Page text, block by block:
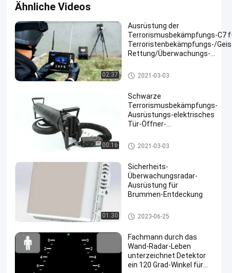
Ähnliche Videos
02:37
Ausrüstung der
Terrorismusbekämpfungs-C7
Terroristenbekämpfungs-/
Rettung/Überwachungs-
Terrorismusbekämpfungs-
2021-03-03
00:16
Schwarze
Terrorismusbekämpfungs-
Ausrüstungs-elektrisches
Tür-Öffner-
offenes System
Terrorismusbekämpfungs-Ausr
üstung
2021-03-03
01:30
Sicherheits-
Überwachungsradar-
Ausrüstung für
Brummen-Entdeckung
Terrorismusbekämpfungs-Au
srüstung
2023-06-25
Fachmann durch das
Wand-Radar-Leben
unterzeichnet Detektor
ein 120 Grad-Winkel für